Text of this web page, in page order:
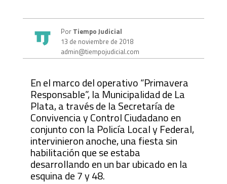
PorTiempo Judicial
13 de noviembre de 2018
admin@tiempojudicial.com
En el marco del operativo “Primavera
Responsable”, la Municipalidad de La
Plata, a través de la Secretaría de
Convivencia y Control Ciudadano en
conjunto con la Policía Local y Federal,
intervinieron anoche, una fiesta sin
habilitación que se estaba
desarrollando en un bar ubicado en la
esquina de 7 y 48.